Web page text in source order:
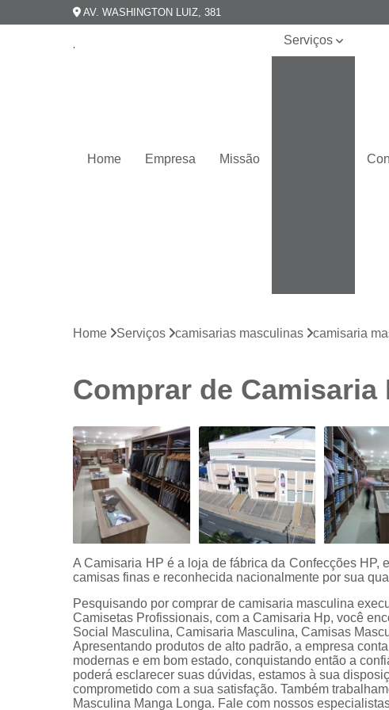
AV. WASHINGTON LUIZ, 381
Home Empresa Missão
Serviços
Camisas
branca
preço
Camisas
sociais
listradas
Camisas
sociais
curta
Camisas
sociais
manga
longa
Camisas
sociais
masculinas
Home Serviços camisarias masculinas camisaria
Comprar de
A Camisaria HP é a loja de fábrica da Confecções HP,
camisas finas e reconhecida nacionalmente por sua
Pesquisando por comprar de camisaria masculina
Camisetas Profissionais, com a Camisaria Hp, você
Social Masculina, Camisaria Masculina, Camisas
Apresentando produtos de alto padrão, a empresa
modernas e em bom estado, conquistando então a
poderá esclarecer suas dúvidas, estamos à sua
comprometido com a sua satisfação. Também
Masculina Manga Longa. Fale com nossos